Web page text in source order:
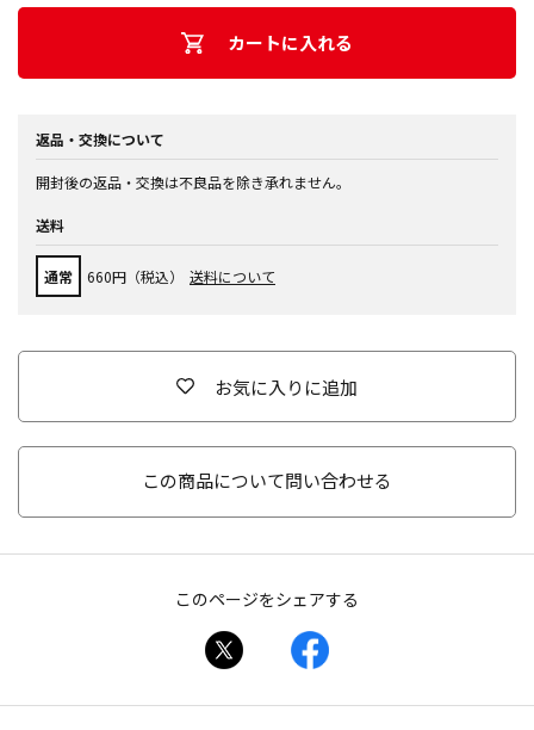
カートに入れる
返品・交換について
開封後の返品・交換は不良品を除き承れません。
送料
通常 660円（税込） 送料について
お気に入りに追加
この商品について問い合わせる
このページをシェアする